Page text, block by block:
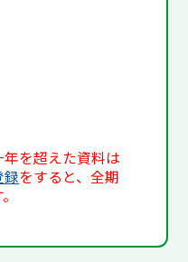
を超えた資料は
録をすると、全期